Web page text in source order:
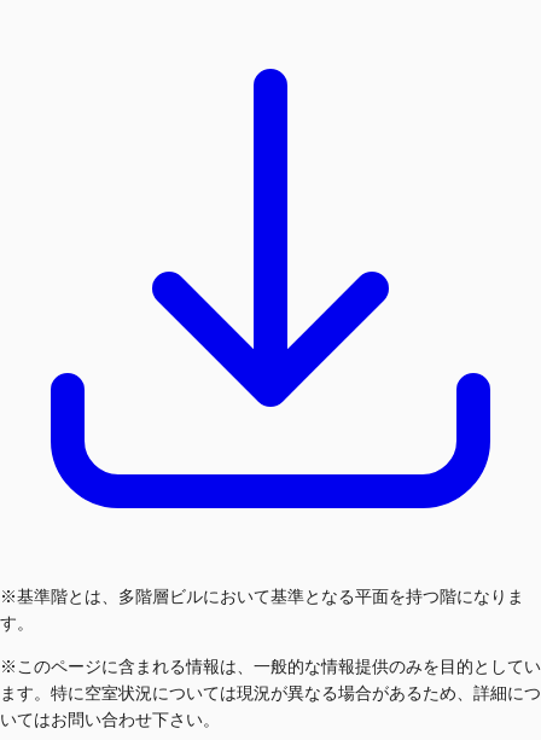
※基準階とは、多階層ビルにおいて基準となる平面を持つ階になりま
す。
※このページに含まれる情報は、一般的な情報提供のみを目的としてい
ます。特に空室状況については現況が異なる場合があるため、詳細につ
いてはお問い合わせ下さい。